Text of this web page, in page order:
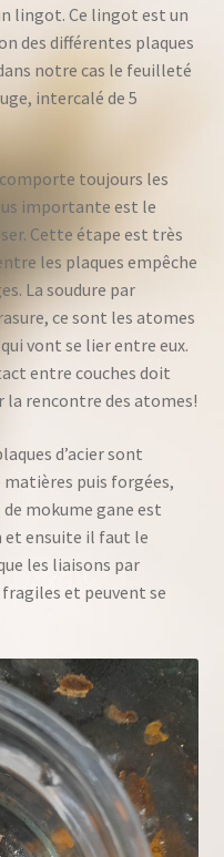
lingot. Ce lingot est un
des différentes plaques
notre cas le feuilleté
intercalé de 5
toujours les
importante est le
Cette étape est très
les plaques empêche
La soudure par
ce sont les atomes
vont se lier entre eux.
entre couches doit
la rencontre des atomes!
d’acier sont
matières puis forgées,
mokume gane est
et ensuite il faut le
les liaisons par
et peuvent se